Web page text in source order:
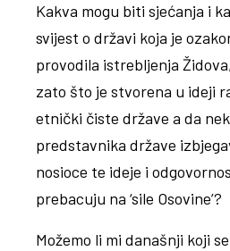
Kakva mogu biti sjećanja i
svijest o državi koja je
provodila istrebljenja
zato što je stvorena u ideji
etnički čiste države a da
predstavnika države
nosioce te ideje i
prebacuju na ‘sile Osovine’?
Možemo li mi današnji koji